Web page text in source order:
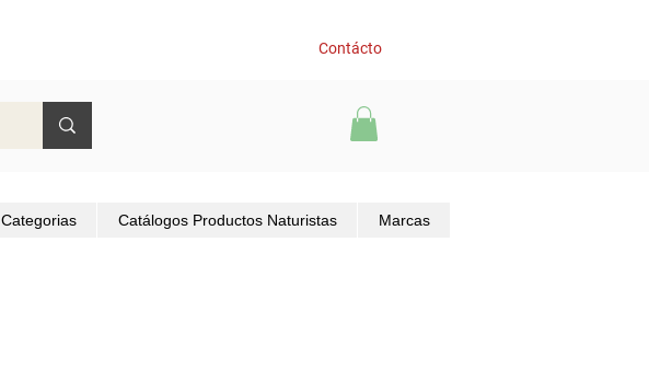
Contácto
Categorias Catálogos Productos Naturistas Marcas